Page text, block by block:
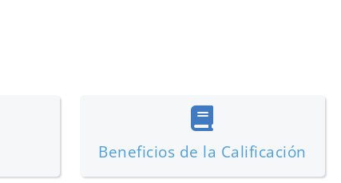
Beneficios de la Calificación